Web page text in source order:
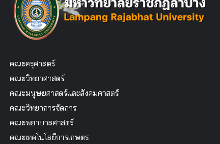
คณะครุศาสตร์
คณะวิทยาศาสตร์
คณะมนุษยศาสตร์และสังคมศาสตร์
คณะวิทยาการจัดการ
คณะพยาบาลศาสตร์
คณะเทคโนโลยีการเกษตร